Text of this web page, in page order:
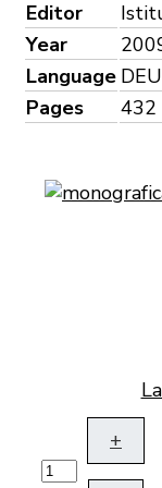
Editor
Year
Language DEU
Pages
432
+